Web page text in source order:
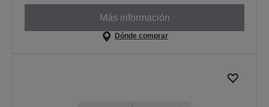
Más información
Dónde comprar